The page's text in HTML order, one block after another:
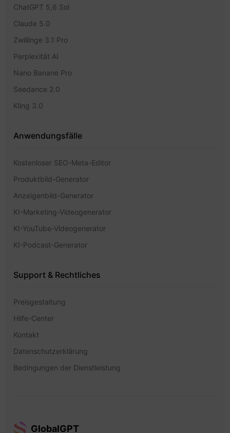
ChatGPT 5,6 Sol
Claude 5.0
Zwillinge 3.1 Pro
Perplexität AI
Nano Banane Pro
Seedance 2.0
Kling 3.0
Anwendungsfälle
Kostenloser SEO-Meta-Editor
Produktbild-Generator
Anzeigenbild-Generator
KI-Marketing-Videogenerator
KI-YouTube-Videogenerator
KI-Podcast-Generator
Support & Rechtliches
Preisgestaltung
Hilfe-Center
Kontakt
Datenschutzerklärung
Bedingungen der Dienstleistung
GlobalGPT